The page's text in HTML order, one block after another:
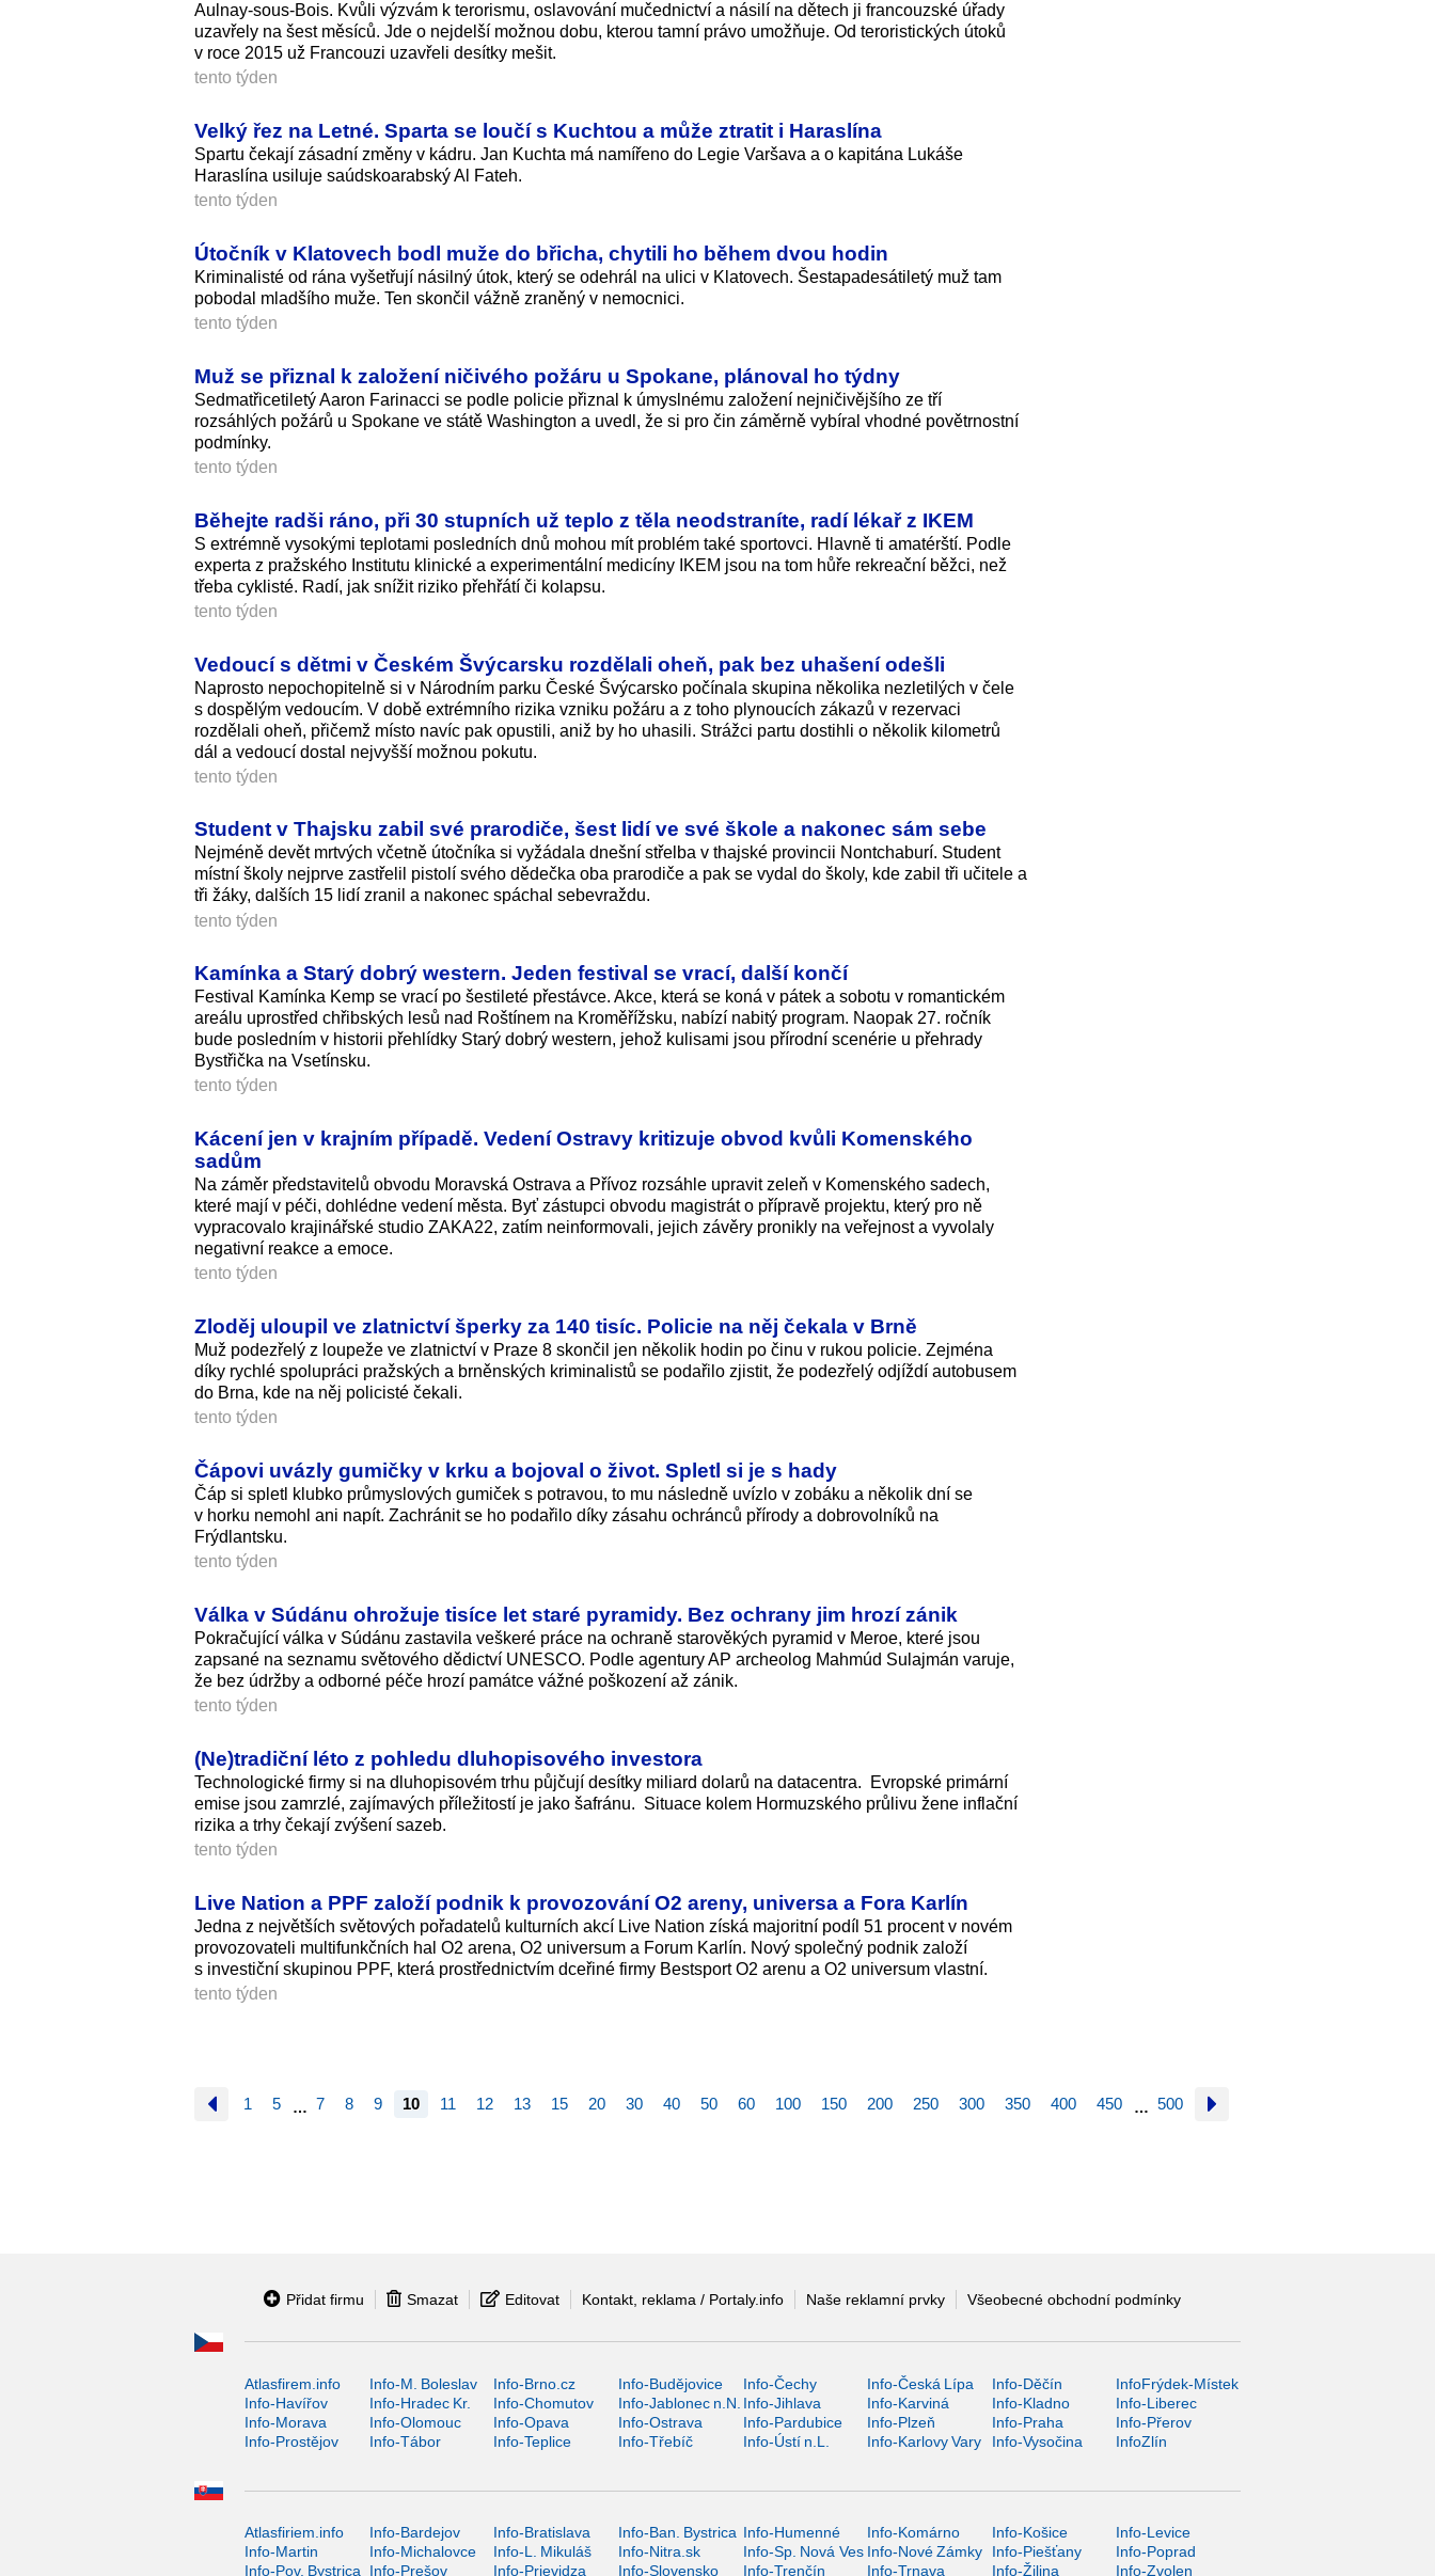
Aulnay-sous-Bois. Kvůli výzvám k terorismu, oslavování mučednictví a násilí na dětech ji francouzské úřady
uzavřely na šest měsíců. Jde o nejdelší možnou dobu, kterou tamní právo umožňuje. Od teroristických útoků
v roce 2015 už Francouzi uzavřeli desítky mešit.
tento týden
Velký řez na Letné. Sparta se loučí s Kuchtou a může ztratit i Haraslína
Spartu čekají zásadní změny v kádru. Jan Kuchta má namířeno do Legie Varšava a o kapitána Lukáše
Haraslína usiluje saúdskoarabský Al Fateh.
tento týden
Útočník v Klatovech bodl muže do břicha, chytili ho během dvou hodin
Kriminalisté od rána vyšetřují násilný útok, který se odehrál na ulici v Klatovech. Šestapadesátiletý muž tam
pobodal mladšího muže. Ten skončil vážně zraněný v nemocnici.
tento týden
Muž se přiznal k založení ničivého požáru u Spokane, plánoval ho týdny
Sedmatřicetiletý Aaron Farinacci se podle policie přiznal k úmyslnému založení nejničivějšího ze tří
rozsáhlých požárů u Spokane ve státě Washington a uvedl, že si pro čin záměrně vybíral vhodné povětrnostní
podmínky.
tento týden
Běhejte radši ráno, při 30 stupních už teplo z těla neodstraníte, radí lékař z IKEM
S extrémně vysokými teplotami posledních dnů mohou mít problém také sportovci. Hlavně ti amatérští. Podle
experta z pražského Institutu klinické a experimentální medicíny IKEM jsou na tom hůře rekreační běžci, než
třeba cyklisté. Radí, jak snížit riziko přehřátí či kolapsu.
tento týden
Vedoucí s dětmi v Českém Švýcarsku rozdělali oheň, pak bez uhašení odešli
Naprosto nepochopitelně si v Národním parku České Švýcarsko počínala skupina několika nezletilých v čele
s dospělým vedoucím. V době extrémního rizika vzniku požáru a z toho plynoucích zákazů v rezervaci
rozdělali oheň, přičemž místo navíc pak opustili, aniž by ho uhasili. Strážci partu dostihli o několik kilometrů
dál a vedoucí dostal nejvyšší možnou pokutu.
tento týden
Student v Thajsku zabil své prarodiče, šest lidí ve své škole a nakonec sám sebe
Nejméně devět mrtvých včetně útočníka si vyžádala dnešní střelba v thajské provincii Nontchaburí. Student
místní školy nejprve zastřelil pistolí svého dědečka oba prarodiče a pak se vydal do školy, kde zabil tři učitele a
tři žáky, dalších 15 lidí zranil a nakonec spáchal sebevraždu.
tento týden
Kamínka a Starý dobrý western. Jeden festival se vrací, další končí
Festival Kamínka Kemp se vrací po šestileté přestávce. Akce, která se koná v pátek a sobotu v romantickém
areálu uprostřed chřibských lesů nad Roštínem na Kroměřížsku, nabízí nabitý program. Naopak 27. ročník
bude posledním v historii přehlídky Starý dobrý western, jehož kulisami jsou přírodní scenérie u přehrady
Bystřička na Vsetínsku.
tento týden
Kácení jen v krajním případě. Vedení Ostravy kritizuje obvod kvůli Komenského
sadům
Na záměr představitelů obvodu Moravská Ostrava a Přívoz rozsáhle upravit zeleň v Komenského sadech,
které mají v péči, dohlédne vedení města. Byť zástupci obvodu magistrát o přípravě projektu, který pro ně
vypracovalo krajinářské studio ZAKA22, zatím neinformovali, jejich závěry pronikly na veřejnost a vyvolaly
negativní reakce a emoce.
tento týden
Zloděj uloupil ve zlatnictví šperky za 140 tisíc. Policie na něj čekala v Brně
Muž podezřelý z loupeže ve zlatnictví v Praze 8 skončil jen několik hodin po činu v rukou policie. Zejména
díky rychlé spolupráci pražských a brněnských kriminalistů se podařilo zjistit, že podezřelý odjíždí autobusem
do Brna, kde na něj policisté čekali.
tento týden
Čápovi uvázly gumičky v krku a bojoval o život. Spletl si je s hady
Čáp si spletl klubko průmyslových gumiček s potravou, to mu následně uvízlo v zobáku a několik dní se
v horku nemohl ani napít. Zachránit se ho podařilo díky zásahu ochránců přírody a dobrovolníků na
Frýdlantsku.
tento týden
Válka v Súdánu ohrožuje tisíce let staré pyramidy. Bez ochrany jim hrozí zánik
Pokračující válka v Súdánu zastavila veškeré práce na ochraně starověkých pyramid v Meroe, které jsou
zapsané na seznamu světového dědictví UNESCO. Podle agentury AP archeolog Mahmúd Sulajmán varuje,
že bez údržby a odborné péče hrozí památce vážné poškození až zánik.
tento týden
(Ne)tradiční léto z pohledu dluhopisového investora
Technologické firmy si na dluhopisovém trhu půjčují desítky miliard dolarů na datacentra. Evropské primární
emise jsou zamrzlé, zajímavých příležitostí je jako šafránu. Situace kolem Hormuzského průlivu žene inflační
rizika a trhy čekají zvýšení sazeb.
tento týden
Live Nation a PPF založí podnik k provozování O2 areny, universa a Fora Karlín
Jedna z největších světových pořadatelů kulturních akcí Live Nation získá majoritní podíl 51 procent v novém
provozovateli multifunkčních hal O2 arena, O2 universum a Forum Karlín. Nový společný podnik založí
s investiční skupinou PPF, která prostřednictvím dceřiné firmy Bestsport O2 arenu a O2 universum vlastní.
tento týden
1 5 … 7 8 9 10 11 12 13 15 20 30 40 50 60 100 150 200 250 300 350 400 450 … 500
Přidat firmu Smazat Editovat Kontakt, reklama / Portaly.info Naše reklamní prvky Všeobecné obchodní podmínky
Atlasfirem.info Info-M. Boleslav Info-Brno.cz Info-Budějovice Info-Čechy Info-Česká Lípa Info-Děčín
InfoFrýdek-Místek
Info-Havířov
Info-Hradec Kr. Info-Chomutov Info-Jablonec n.N. Info-Jihlava Info-Karviná Info-Kladno
Info-Liberec
Info-Morava
Info-Olomouc Info-Opava Info-Ostrava Info-Pardubice Info-Plzeň Info-Praha
Info-Přerov
Info-Prostějov
Info-Tábor Info-Teplice Info-Třebíč Info-Ústí n.L. Info-Karlovy Vary Info-Vysočina InfoZlín
Atlasfiriem.info Info-Bardejov Info-Bratislava Info-Ban. Bystrica Info-Humenné Info-Komárno Info-Košice
Info-Levice
Info-Martin
Info-Michalovce Info-L. Mikuláš Info-Nitra.sk Info-Sp. Nová Ves Info-Nové Zámky Info-Piešťany
Info-Poprad
Info-Pov. Bystrica Info-Prešov Info-Prievidza Info-Slovensko Info-Trenčín Info-Trnava Info-Žilina Info-Zvolen